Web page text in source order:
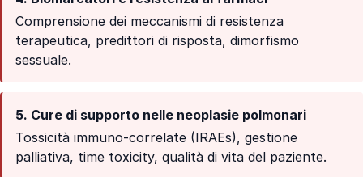
Comprensione dei meccanismi di resistenza
terapeutica, predittori di risposta, dimorfismo
sessuale.
5. Cure di supporto nelle neoplasie polmonari
Tossicità immuno-correlate (IRAEs), gestione
palliativa, time toxicity, qualità di vita del paziente.